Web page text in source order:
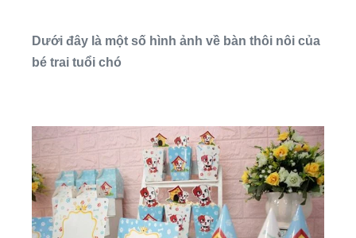
Dưới đây là một số hình ảnh về bàn thôi nôi của
bé trai tuổi chó